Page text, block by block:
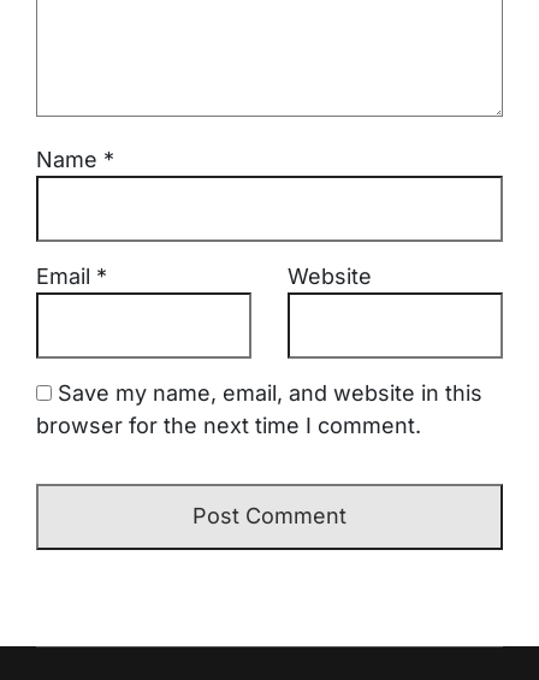
Name *
Email * Website
Save my name, email, and website in this
browser for the next time I comment.